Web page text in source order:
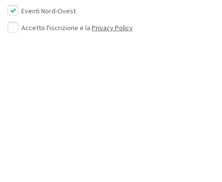
Eventi Nord-Ovest
Accetto l'iscrizione e la Privacy Policy